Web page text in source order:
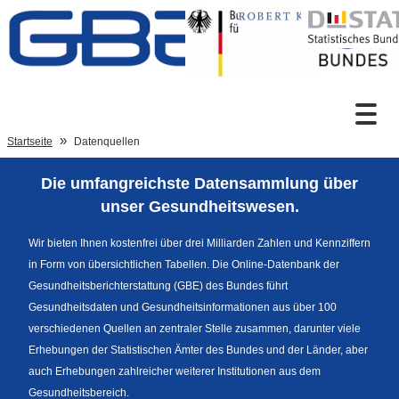
Zum Inhalt
Sprachumschaltung
Fußzeile
Startseite Datenquellen
Die umfangreichste Datensammlung über
unser Gesundheitswesen.
Wir bieten Ihnen kostenfrei über drei Milliarden Zahlen und Kennziffern
in Form von übersichtlichen Tabellen. Die Online-Datenbank der
Gesundheitsberichterstattung (GBE) des Bundes führt
Gesundheitsdaten und Gesundheitsinformationen aus über 100
verschiedenen Quellen an zentraler Stelle zusammen, darunter viele
Erhebungen der Statistischen Ämter des Bundes und der Länder, aber
auch Erhebungen zahlreicher weiterer Institutionen aus dem
Gesundheitsbereich.